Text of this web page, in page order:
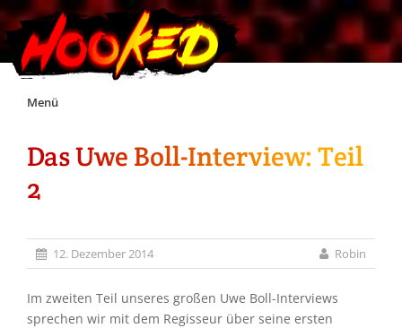
Skip
Menü
Unterstützt Hooked!
Impressum
Das Uwe Boll-Interview: Teil
2
12. Dezember 2014 Robin
Im zweiten Teil unseres großen Uwe Boll-Interviews
sprechen wir mit dem Regisseur über seine ersten